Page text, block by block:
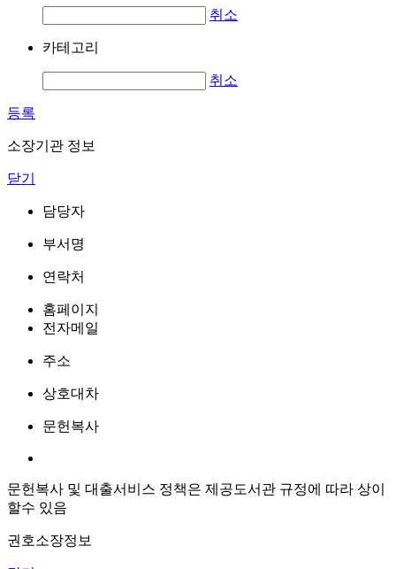
취소
카테고리
취소
등록
소장기관 정보
닫기
담당자
부서명
연락처
홈페이지
전자메일
주소
상호대차
문헌복사
문헌복사 및 대출서비스 정책은 제공도서관 규정에 따라 상이
할수 있음
권호소장정보